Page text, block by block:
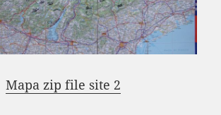
Mapa zip file site 2